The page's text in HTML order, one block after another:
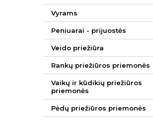
Vyrams
Peniuarai - prijuostės
Veido priežiūra
Rankų priežiūros priemonės
Vaikų ir kūdikių priežiūros
priemonės
Pėdų priežiūros priemonės